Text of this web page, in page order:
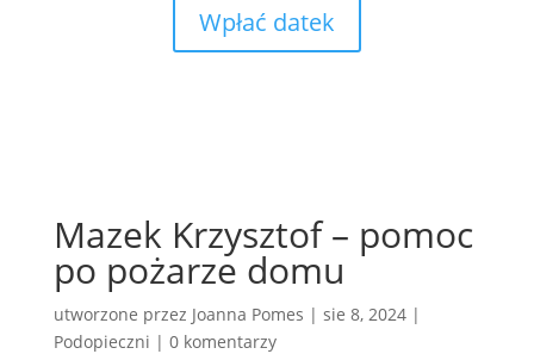
Wpłać datek
Mazek Krzysztof – pomoc
po pożarze domu
utworzone przez Joanna Pomes | sie 8, 2024|
Podopieczni | 0 komentarzy